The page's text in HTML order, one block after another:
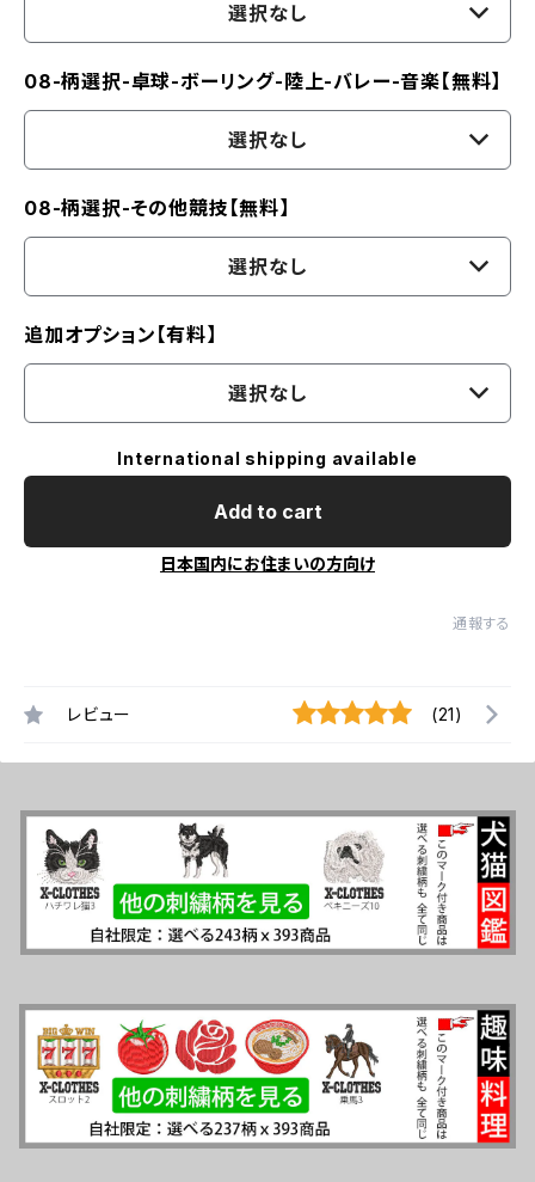
選択なし
08-柄選択-卓球-ボーリング-陸上-バレー-音楽【無料】
選択なし
08-柄選択-その他競技【無料】
選択なし
追加オプション【有料】
選択なし
International shipping available
Add to cart
日本国内にお住まいの方向け
通報する
レビュー (21)